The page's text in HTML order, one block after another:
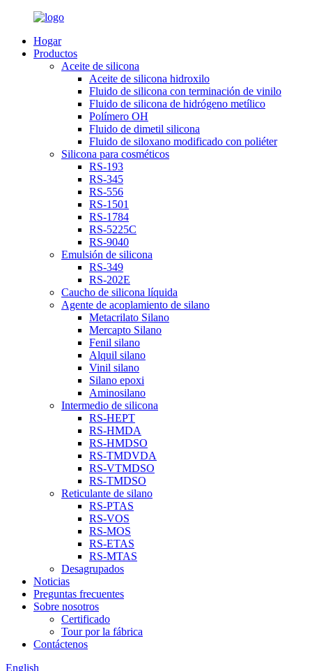
Hogar
Productos
Aceite de silicona
Aceite de silicona hidroxilo
Fluido de silicona con terminación de vinilo
Fluido de silicona de hidrógeno metílico
Polímero OH
Fluido de dimetil silicona
Fluido de siloxano modificado con poliéter
Silicona para cosméticos
RS-193
RS-345
RS-556
RS-1501
RS-1784
RS-5225C
RS-9040
Emulsión de silicona
RS-349
RS-202E
Caucho de silicona líquida
Agente de acoplamiento de silano
Metacrilato Silano
Mercapto Silano
Fenil silano
Alquil silano
Vinil silano
Silano epoxi
Aminosilano
Intermedio de silicona
RS-HEPT
RS-HMDA
RS-HMDSO
RS-TMDVDA
RS-VTMDSO
RS-TMDSO
Reticulante de silano
RS-PTAS
RS-VOS
RS-MOS
RS-ETAS
RS-MTAS
Desagrupados
Noticias
Preguntas frecuentes
Sobre nosotros
Certificado
Tour por la fábrica
Contáctenos
English